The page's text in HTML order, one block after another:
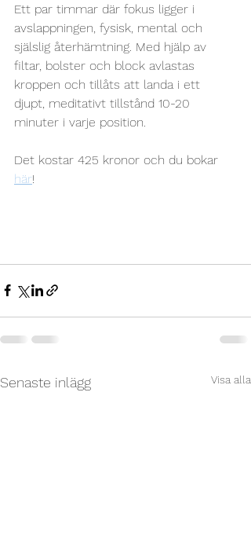
Ett par timmar där fokus ligger i
avslappningen, fysisk, mental och
själslig återhämtning. Med hjälp av
filtar, bolster och block avlastas
kroppen och tillåts att landa i ett
djupt, meditativt tillstånd 10-20
minuter i varje position.
Det kostar 425 kronor och du bokar
här!
Senaste inlägg Visa alla